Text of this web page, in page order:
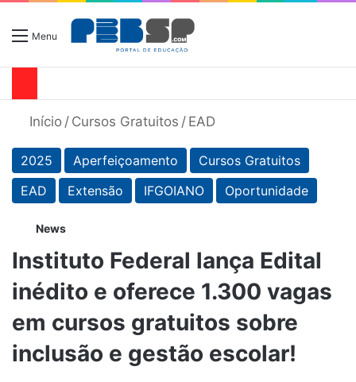
Menu
Início / Cursos Gratuitos / EAD
2025 Aperfeiçoamento
Cursos Gratuitos
EAD
Extensão IFGOIANO Oportunidade
News
Instituto Federal lança Edital
inédito e oferece 1.300 vagas
em cursos gratuitos sobre
inclusão e gestão escolar!